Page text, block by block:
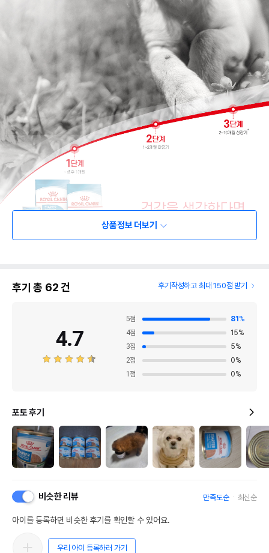
상품정보 더보기
후기 총 62건 후기작성하고 최대 150점 받기
4.7
5점 81 %
4점 15%
3점 5%
2점 0%
1 점 0%
포토 후기
비슷한 리뷰 만족도순 최신순
아이를 등록하면 비슷한 후기를 확인할 수 있어요.
우리 아이 등록하러 가기